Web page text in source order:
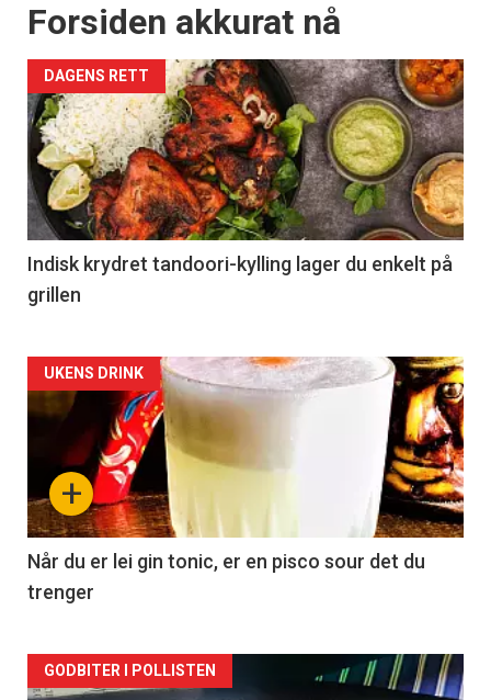
Forsiden akkurat nå
DAGENS RETT
Indisk krydret tandoori-kylling lager du enkelt på
grillen
Forsiden
akkurat
nå
-
2
+
UKENS DRINK
Når du er lei gin tonic, er en pisco sour det du
trenger
Forsiden
GODBITER I POLLISTEN